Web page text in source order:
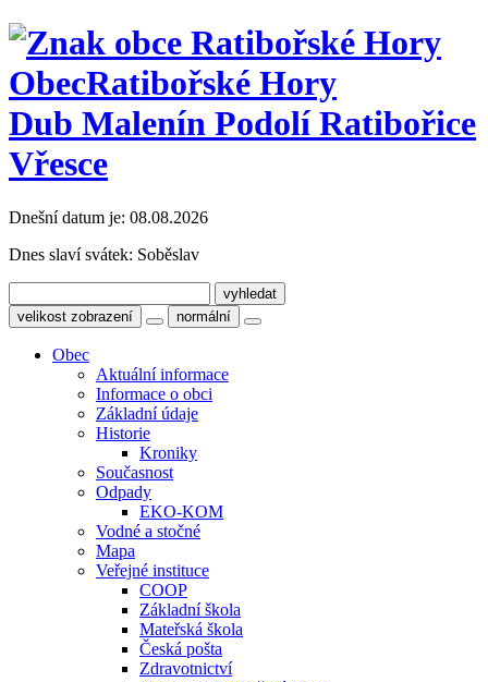
ObecRatibořské Hory
Dub Malenín Podolí Ratibořice
Vřesce
Dnešní datum je: 08.08.2026
Dnes slaví svátek: Soběslav
velikost zobrazení normální
Obec
Aktuální informace
Informace o obci
Základní údaje
Historie
Kroniky
Současnost
Odpady
EKO-KOM
Vodné a stočné
Mapa
Veřejné instituce
COOP
Základní škola
Mateřská škola
Česká pošta
Zdravotnictví